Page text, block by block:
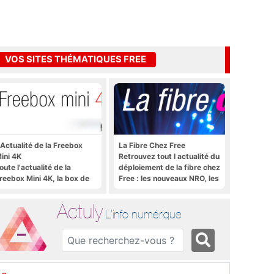
VOS SITES THÉMATIQUES FREE
de la Freebox
4K
l'actualité de la
Mini 4K, la box de
La Fibre Chez Free
Retrouvez tout l actualité du
déploiement de la fibre chez
Free : les nouveaux NRO, les
Actuly L'info numérique